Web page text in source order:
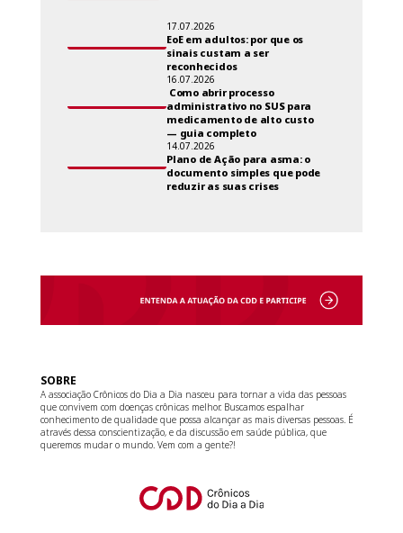
17.07.2026
EoE em adultos: por que os
sinais custam a ser
reconhecidos
16.07.2026
Como abrir processo
administrativo no SUS para
medicamento de alto custo
— guia completo
14.07.2026
Plano de Ação para asma: o
documento simples que pode
reduzir as suas crises
SOBRE
A associação Crônicos do Dia a Dia nasceu para tornar a vida das pessoas
que convivem com doenças crônicas melhor. Buscamos espalhar
conhecimento de qualidade que possa alcançar as mais diversas pessoas. É
através dessa conscientização, e da discussão em saúde pública, que
queremos mudar o mundo. Vem com a gente?!